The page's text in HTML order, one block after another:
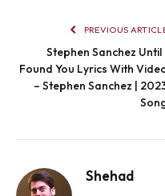
PREVIOUS
Stephen Sanchez Until
Found You Lyrics With
– Stephen Sanchez |
Shehad